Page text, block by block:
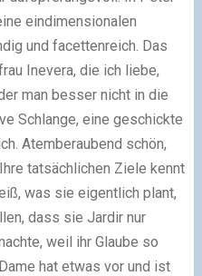
eindimensionalen
und facettenreich. Das
Inevera, die ich liebe,
man besser nicht in die
Schlange, eine geschickte
Atemberaubend schön,
tatsächlichen Ziele kennt
was sie eigentlich plant,
dass sie Jardir nur
weil ihr Glaube so
hat etwas vor und ist